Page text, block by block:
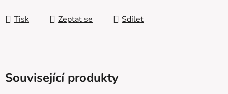
Tisk Zeptat se Sdílet
Související produkty